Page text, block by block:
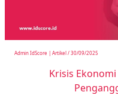
Admin IdScore | Artikel/30/09/2025
Krisis